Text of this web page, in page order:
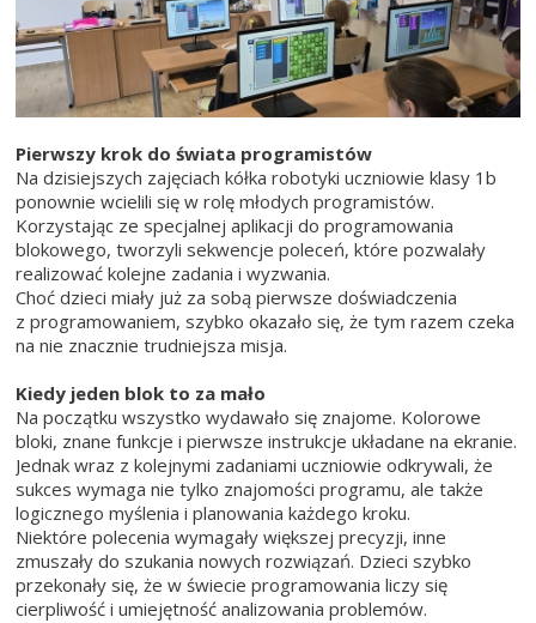
Pierwszy krok do świata programistów
Na dzisiejszych zajęciach kółka robotyki uczniowie klasy 1b
ponownie wcielili się w rolę młodych programistów.
Korzystając ze specjalnej aplikacji do programowania
blokowego, tworzyli sekwencje poleceń, które pozwalały
realizować kolejne zadania i wyzwania.
Choć dzieci miały już za sobą pierwsze doświadczenia
z programowaniem, szybko okazało się, że tym razem czeka
na nie znacznie trudniejsza misja.
Kiedy jeden blok to za mało
Na początku wszystko wydawało się znajome. Kolorowe
bloki, znane funkcje i pierwsze instrukcje układane na ekranie.
Jednak wraz z kolejnymi zadaniami uczniowie odkrywali, że
sukces wymaga nie tylko znajomości programu, ale także
logicznego myślenia i planowania każdego kroku.
Niektóre polecenia wymagały większej precyzji, inne
zmuszały do szukania nowych rozwiązań. Dzieci szybko
przekonały się, że w świecie programowania liczy się
cierpliwość i umiejętność analizowania problemów.